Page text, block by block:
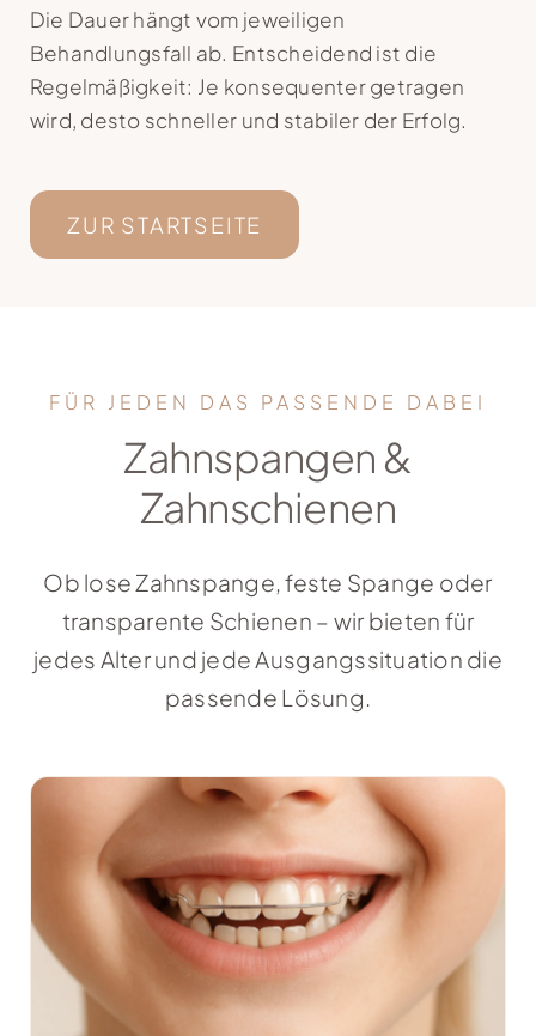
Kontakt
Die Dauer hängt vom jeweiligen
Behandlungsfall ab. Entscheidend ist die
Regelmäßigkeit: Je konsequenter getragen
wird, desto schneller und stabiler der Erfolg.
ZUR STARTSEITE
FÜR JEDEN DAS PASSENDE DABEI
Zahnspangen &
Zahnschienen
Ob lose Zahnspange, feste Spange oder
transparente Schienen – wir bieten für
jedes Alter und jede Ausgangssituation die
passende Lösung.